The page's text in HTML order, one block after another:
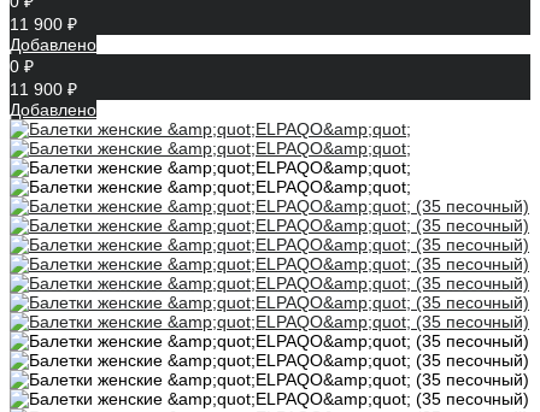
11 900 ₽
Добавлено
0 ₽
11 900 ₽
Добавлено